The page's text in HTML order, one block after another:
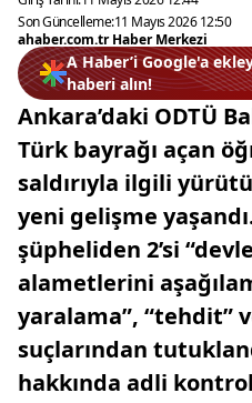
Son Güncelleme:11 Mayıs 2026 12:50
ahaber.com.tr Haber Merkezi
A Haber’i Google'a
haberi alın!
Ankara’daki ODTÜ
Türk bayrağı açan
saldırıyla ilgili
yeni gelişme
şüpheliden 2’si
alametlerini
yaralama”, “tehdit”
suçlarından
hakkında adli